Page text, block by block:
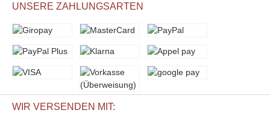
UNSERE ZAHLUNGSARTEN
WIR VERSENDEN MIT: